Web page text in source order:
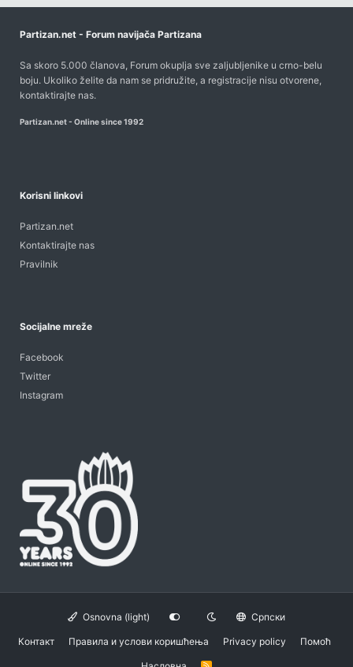
Partizan.net - Forum navijača Partizana
Sa skoro 5.000 članova, Forum okuplja sve zaljubljenike u crno-belu
boju. Ukoliko želite da nam se pridružite, a registracije nisu otvorene,
kontaktirajte nas.
Partizan.net - Online since 1992
Korisni linkovi
Partizan.net
Kontaktirajte nas
Pravilnik
Socijalne mreže
Facebook
Twitter
Instagram
Osnovna (light) Српски
Контакт Правила и услови коришћења Privacy policy Помоћ